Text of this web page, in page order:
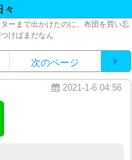
々
ーまで出かけたのに、布団を買い忘
けばまだなん
次のページ
2021-1-6 04:56